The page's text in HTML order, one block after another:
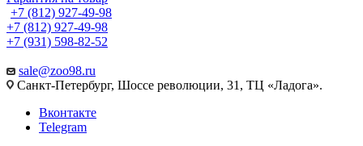
+7 (812) 927-49-98
+7 (812) 927-49-98
+7 (931) 598-82-52
sale@zoo98.ru
Санкт-Петербург, Шоссе революции, 31, ТЦ «Ладога».
Вконтакте
Telegram